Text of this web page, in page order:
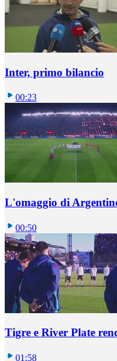
Inter, primo bilancio
00:23
L'omaggio di
00:50
Tigre e River Plate
01:58